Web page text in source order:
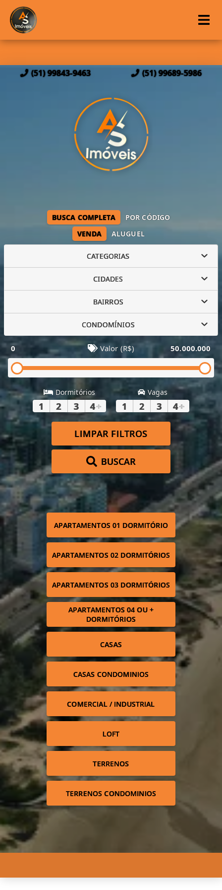
(51) 99843-9463 (51) 99689-5986
VENDA ALUGUEL
BUSCA COMPLETA POR CÓDIGO
CATEGORIAS
CIDADES
BAIRROS
CONDOMÍNIOS
0 Valor (R$) 50.000.000
Dormitórios
1 2 3 4+
Vagas
1 2 3 4+
LIMPAR FILTROS
BUSCAR
APARTAMENTOS 01 DORMITÓRIO
APARTAMENTOS 02 DORMITÓRIOS
APARTAMENTOS 03 DORMITÓRIOS
APARTAMENTOS 04 OU +
DORMITÓRIOS
CASAS
CASAS CONDOMINIOS
COMERCIAL / INDUSTRIAL
LOFT
TERRENOS
TERRENOS CONDOMINIOS